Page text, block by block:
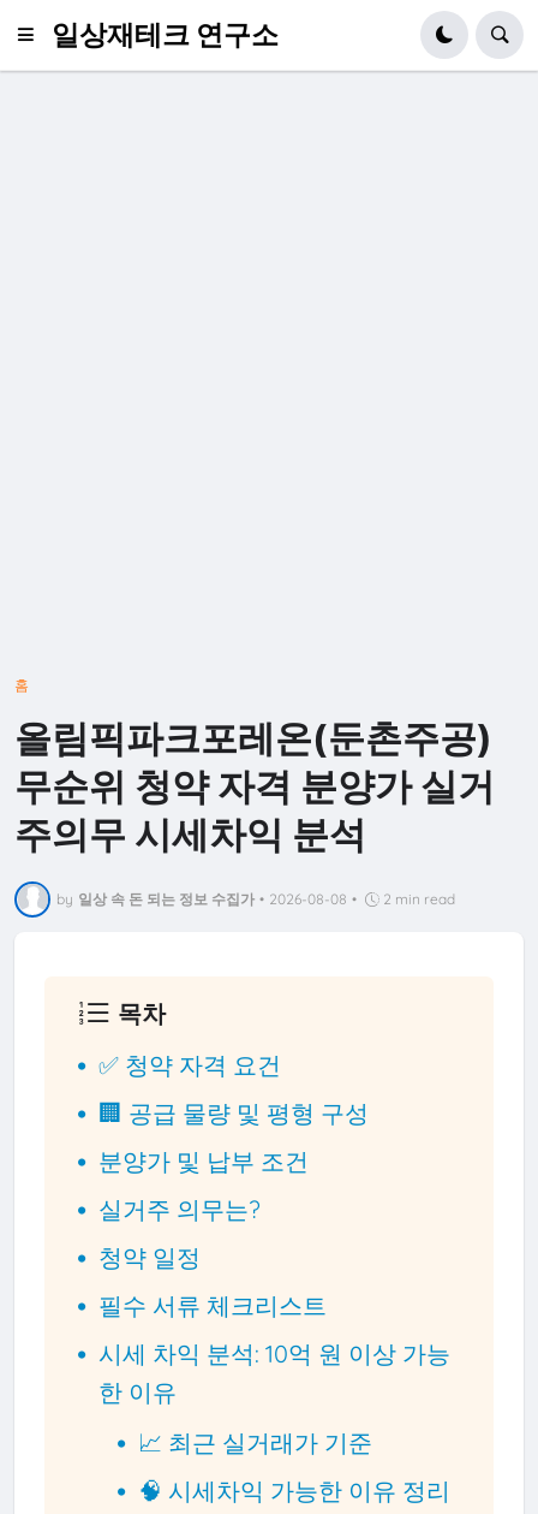
일상재테크 연구소
홈
올림픽파크포레온(둔촌주공)
무순위 청약 자격 분양가 실거
주의무 시세차익 분석
by 일상 속 돈 되는 정보 수집가 • 2026-08-08 • 2 min read
목차
✅ 청약 자격 요건
🏢 공급 물량 및 평형 구성
분양가 및 납부 조건
실거주 의무는?
청약 일정
필수 서류 체크리스트
시세 차익 분석: 10억 원 이상 가능
한 이유
📈 최근 실거래가 기준
🧠 시세차익 가능한 이유 정리